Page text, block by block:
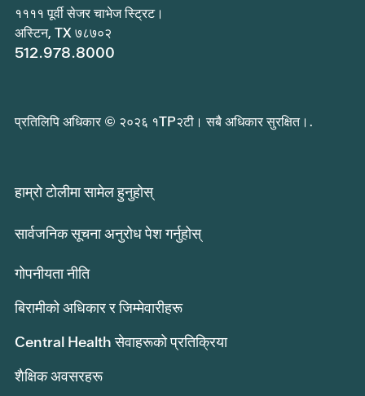
११११ पूर्वी सेजर चाभेज स्ट्रिट।
अस्टिन, TX ७८७०२
512.978.8000
प्रतिलिपि अधिकार © २०२६ १TP२टी। सबै अधिकार सुरक्षित।.
हाम्रो टोलीमा सामेल हुनुहोस्
सार्वजनिक सूचना अनुरोध पेश गर्नुहोस्
गोपनीयता नीति
बिरामीको अधिकार र जिम्मेवारीहरू
Central Health सेवाहरूको प्रतिक्रिया
शैक्षिक अवसरहरू